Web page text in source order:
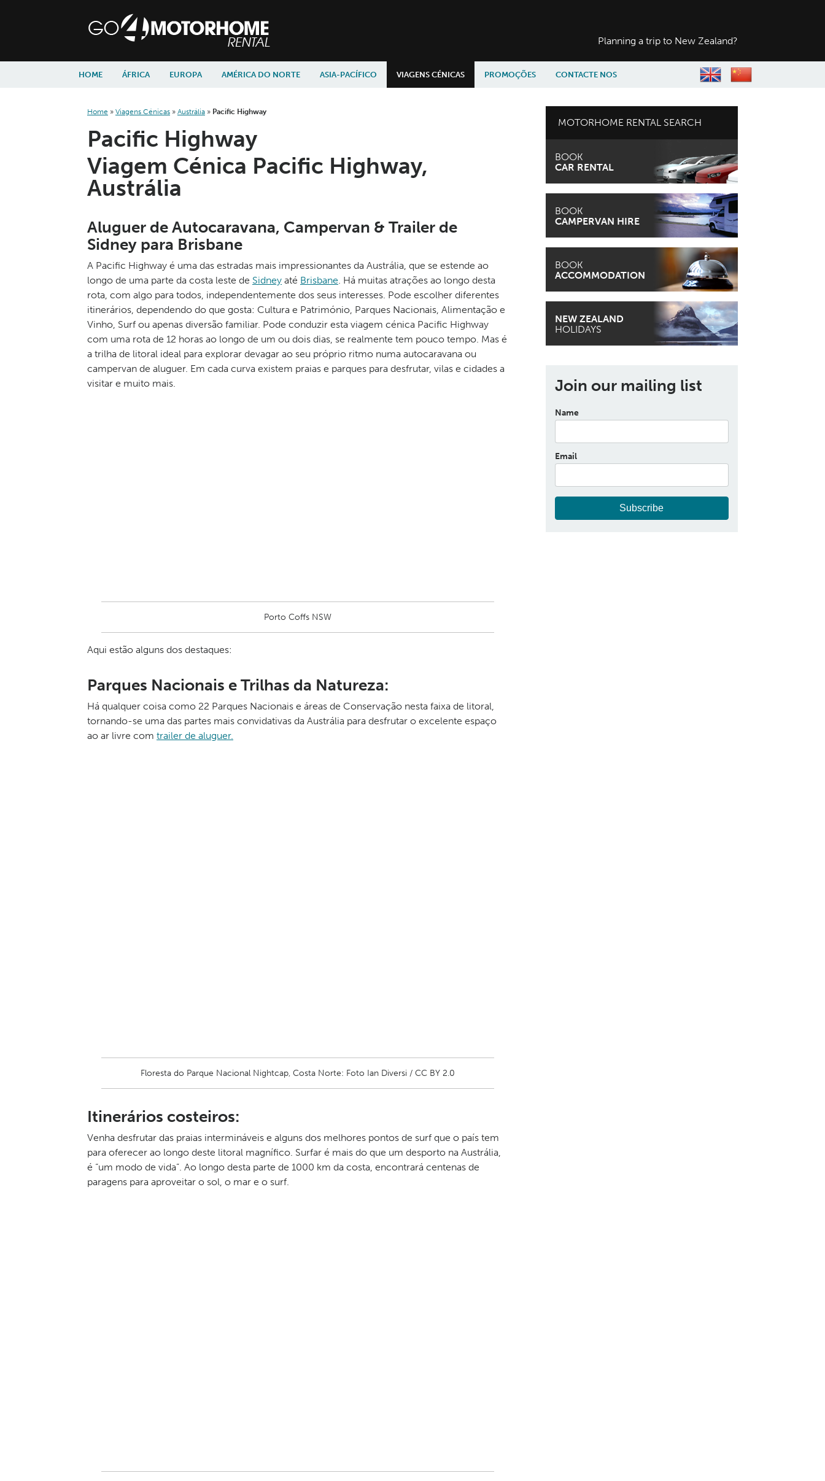
Planning a trip to New Zealand?
HOME ÁFRICA EUROPA AMÉRICA DO NORTE ASIA-PACÍFICO VIAGENS CÉNICAS PROMOÇÕES CONTACTE NOS
Home » Viagens Cénicas » Austrália » Pacific Highway
Pacific Highway
Viagem Cénica Pacific Highway,
Austrália
Aluguer de Autocaravana, Campervan & Trailer de
Sidney para Brisbane
A Pacific Highway é uma das estradas mais impressionantes da Austrália, que se estende ao
longo de uma parte da costa leste de Sidney até Brisbane. Há muitas atrações ao longo desta
rota, com algo para todos, independentemente dos seus interesses. Pode escolher diferentes
itinerários, dependendo do que gosta: Cultura e Património, Parques Nacionais, Alimentação e
Vinho, Surf ou apenas diversão familiar. Pode conduzir esta viagem cénica Pacific Highway
com uma rota de 12 horas ao longo de um ou dois dias, se realmente tem pouco tempo. Mas é
a trilha de litoral ideal para explorar devagar ao seu próprio ritmo numa autocaravana ou
campervan de aluguer. Em cada curva existem praias e parques para desfrutar, vilas e cidades a
visitar e muito mais.
Porto Coffs NSW
Aqui estão alguns dos destaques:
Parques Nacionais e Trilhas da Natureza:
Há qualquer coisa como 22 Parques Nacionais e áreas de Conservação nesta faixa de litoral,
tornando-se uma das partes mais convidativas da Austrália para desfrutar o excelente espaço
ao ar livre com trailer de aluguer.
Floresta do Parque Nacional Nightcap, Costa Norte: Foto Ian Diversi / CC BY 2.0
Itinerários costeiros:
Venha desfrutar das praias intermináveis e alguns dos melhores pontos de surf que o país tem
para oferecer ao longo deste litoral magnífico. Surfar é mais do que um desporto na Austrália,
é “um modo de vida”. Ao longo desta parte de 1000 km da costa, encontrará centenas de
paragens para aproveitar o sol, o mar e o surf.
MOTORHOME RENTAL SEARCH
BOOK
CAR RENTAL
BOOK
CAMPERVAN HIRE
BOOK
ACCOMMODATION
NEW ZEALAND
HOLIDAYS
Join our mailing list
Name
Email
Subscribe